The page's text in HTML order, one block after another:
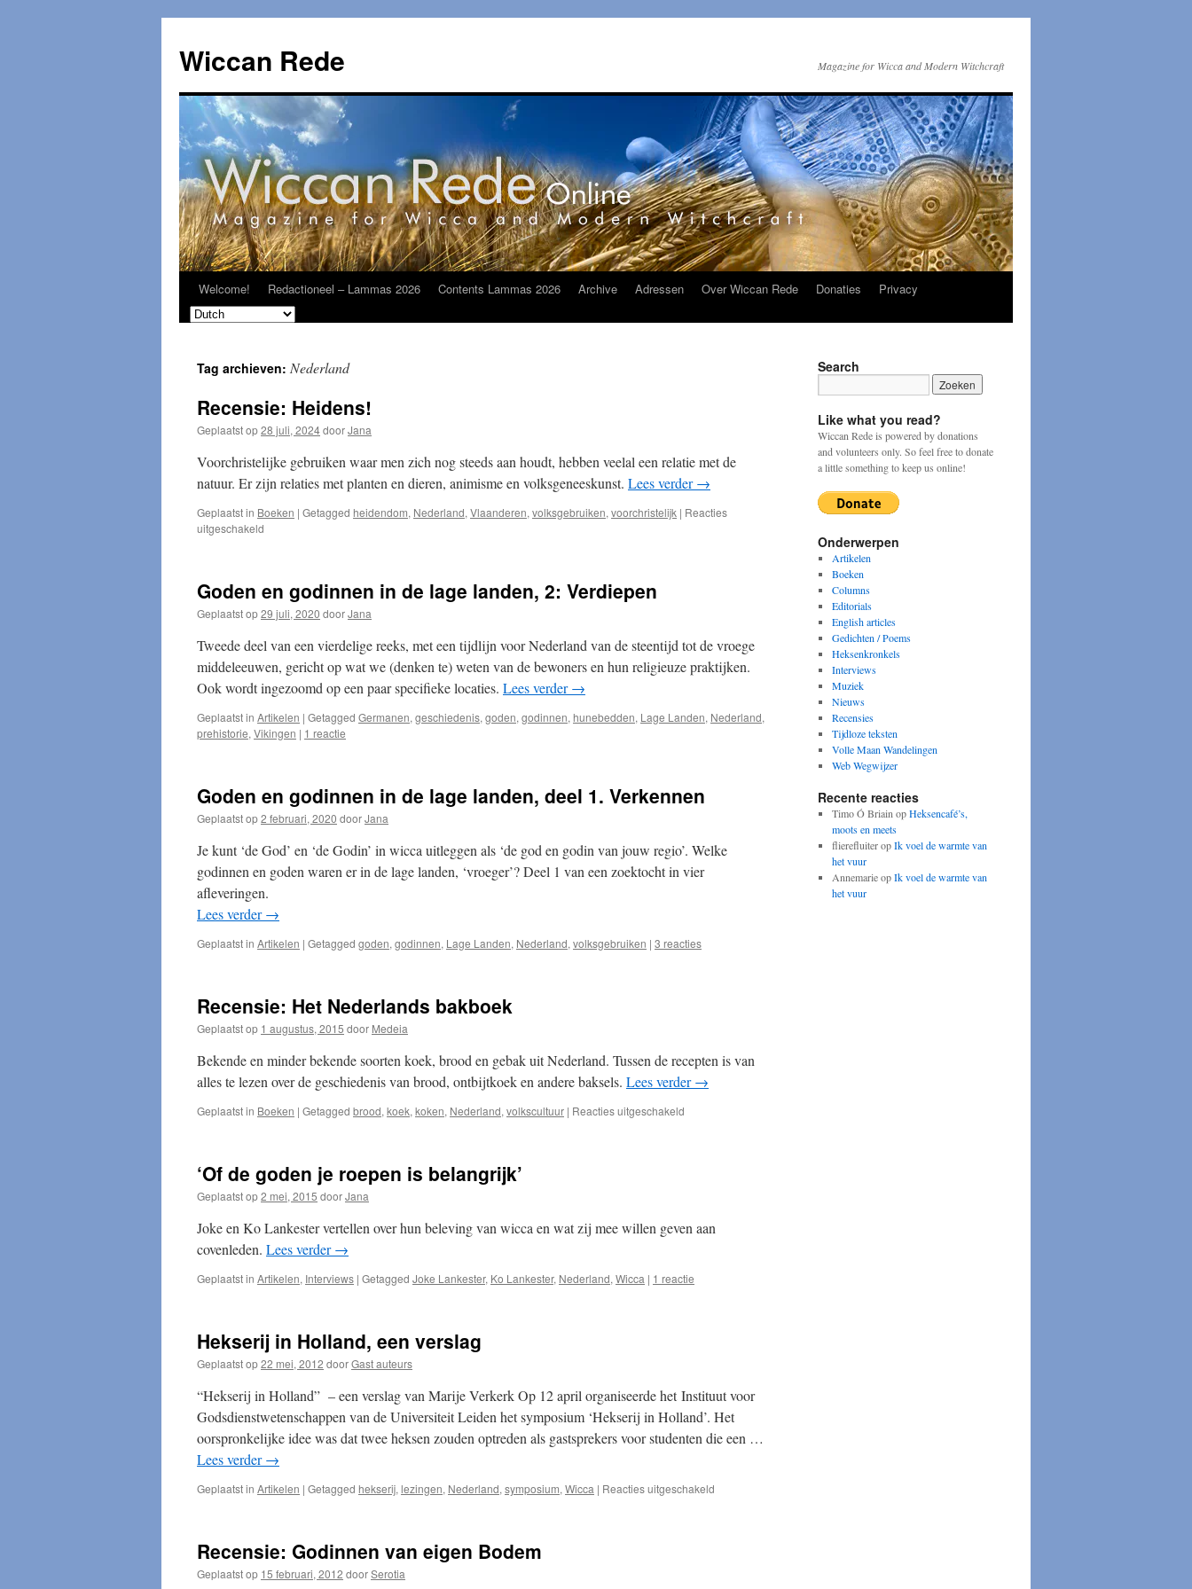
de
inhoud
Wiccan Rede Magazine for Wicca and Modern Witchcraft
Welcome! Redactioneel – Lammas 2026 Contents Lammas 2026 Archive Adressen Over Wiccan Rede Donaties Privacy
Tag archieven: Nederland
Recensie: Heidens!
Geplaatst op28 juli, 2024doorJana
Voorchristelijke gebruiken waar men zich nog steeds aan houdt, hebben veelal een relatie met de
natuur. Er zijn relaties met planten en dieren, animisme en volksgeneeskunst. Lees verder→
Geplaatst in Boeken | Getagged heidendom, Nederland, Vlaanderen, volksgebruiken, voorchristelijk | Reacties
uitgeschakeld
Goden en godinnen in de lage landen, 2: Verdiepen
Geplaatst op29 juli, 2020 doorJana
Tweede deel van een vierdelige reeks, met een tijdlijn voor Nederland van de steentijd tot de vroege
middeleeuwen, gericht op wat we (denken te) weten van de bewoners en hun religieuze praktijken.
Ook wordt ingezoomd op een paar specifieke locaties. Lees verder→
Geplaatst in Artikelen | Getagged Germanen, geschiedenis, goden, godinnen, hunebedden, Lage Landen, Nederland,
prehistorie, Vikingen | 1 reactie
Goden en godinnen in de lage landen, deel 1. Verkennen
Geplaatst op2 februari, 2020 doorJana
Je kunt ‘de God’ en ‘de Godin’ in wicca uitleggen als ‘de god en godin van jouw regio’. Welke
godinnen en goden waren er in de lage landen, ‘vroeger’? Deel 1 van een zoektocht in vier
afleveringen.
Lees verder→
Geplaatst in Artikelen | Getagged goden, godinnen, Lage Landen, Nederland, volksgebruiken | 3 reacties
Recensie: Het Nederlands bakboek
Geplaatst op 1 augustus, 2015 door Medeia
Bekende en minder bekende soorten koek, brood en gebak uit Nederland. Tussen de recepten is van
alles te lezen over de geschiedenis van brood, ontbijtkoek en andere baksels. Lees verder→
Geplaatst in Boeken | Getagged brood, koek, koken, Nederland, volkscultuur | Reacties uitgeschakeld
‘Of de goden je roepen is belangrijk’
Geplaatst op2 mei, 2015 doorJana
Joke en Ko Lankester vertellen over hun beleving van wicca en wat zij mee willen geven aan
covenleden. Lees verder→
Geplaatst in Artikelen, Interviews | Getagged Joke Lankester, Ko Lankester, Nederland, Wicca | 1 reactie
Hekserij in Holland, een verslag
Geplaatst op22 mei, 2012 doorGast auteurs
“Hekserij in Holland” – een verslag van Marije Verkerk Op 12 april organiseerde het Instituut voor
Godsdienstwetenschappen van de Universiteit Leiden het symposium ‘Hekserij in Holland’. Het
oorspronkelijke idee was dat twee heksen zouden optreden als gastsprekers voor studenten die een …
Lees verder→
Geplaatst in Artikelen | Getagged hekserij, lezingen, Nederland, symposium, Wicca | Reacties uitgeschakeld
Recensie: Godinnen van eigen Bodem
Geplaatst op 15 februari, 2012 doorSerotia
Search
Like what you read?
Wiccan Rede is powered by donations
and volunteers only. So feel free to donate
a little something to keep us online!
Onderwerpen
Artikelen
Boeken
Columns
Editorials
English articles
Gedichten / Poems
Heksenkronkels
Interviews
Muziek
Nieuws
Recensies
Tijdloze teksten
Volle Maan Wandelingen
Web Wegwijzer
Recente reacties
Timo Ó Briain opHeksencafé’s,
moots en meets
flierefluiteropIk voel de warmte van
het vuur
AnnemarieopIk voel de warmte van
het vuur